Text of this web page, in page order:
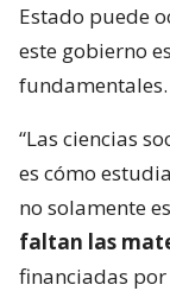
Estado puede
este gobierno
fundamentales.
“Las ciencias
es cómo
no solamente
faltan las
financiadas por